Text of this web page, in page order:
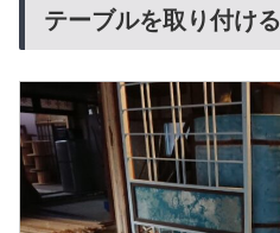
テーブルを取り付ける